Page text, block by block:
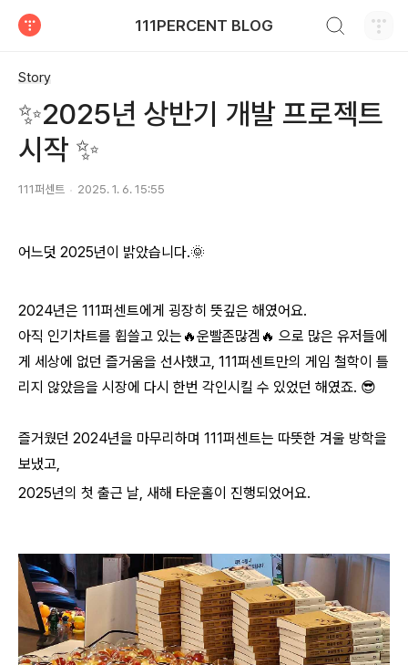
111PERCENT BLOG
Story
✨2025년 상반기 개발 프로젝트
시작 ✨
111퍼센트 2025. 1. 6. 15:55
어느덧 2025년이 밝았습니다.🌞
2024년은 111퍼센트에게 굉장히 뜻깊은 해였어요.
아직 인기차트를 휩쓸고 있는🔥운빨존많겜 🔥 으로 많은 유저들에
게 세상에 없던 즐거움을 선사했고, 111퍼센트만의 게임 철학이 틀
리지 않았음을 시장에 다시 한번 각인시킬 수 있었던 해였죠. 😎
즐거웠던 2024년을 마무리하며 111퍼센트는 따뜻한 겨울 방학을
보냈고,
2025년의 첫 출근 날, 새해 타운홀이 진행되었어요.